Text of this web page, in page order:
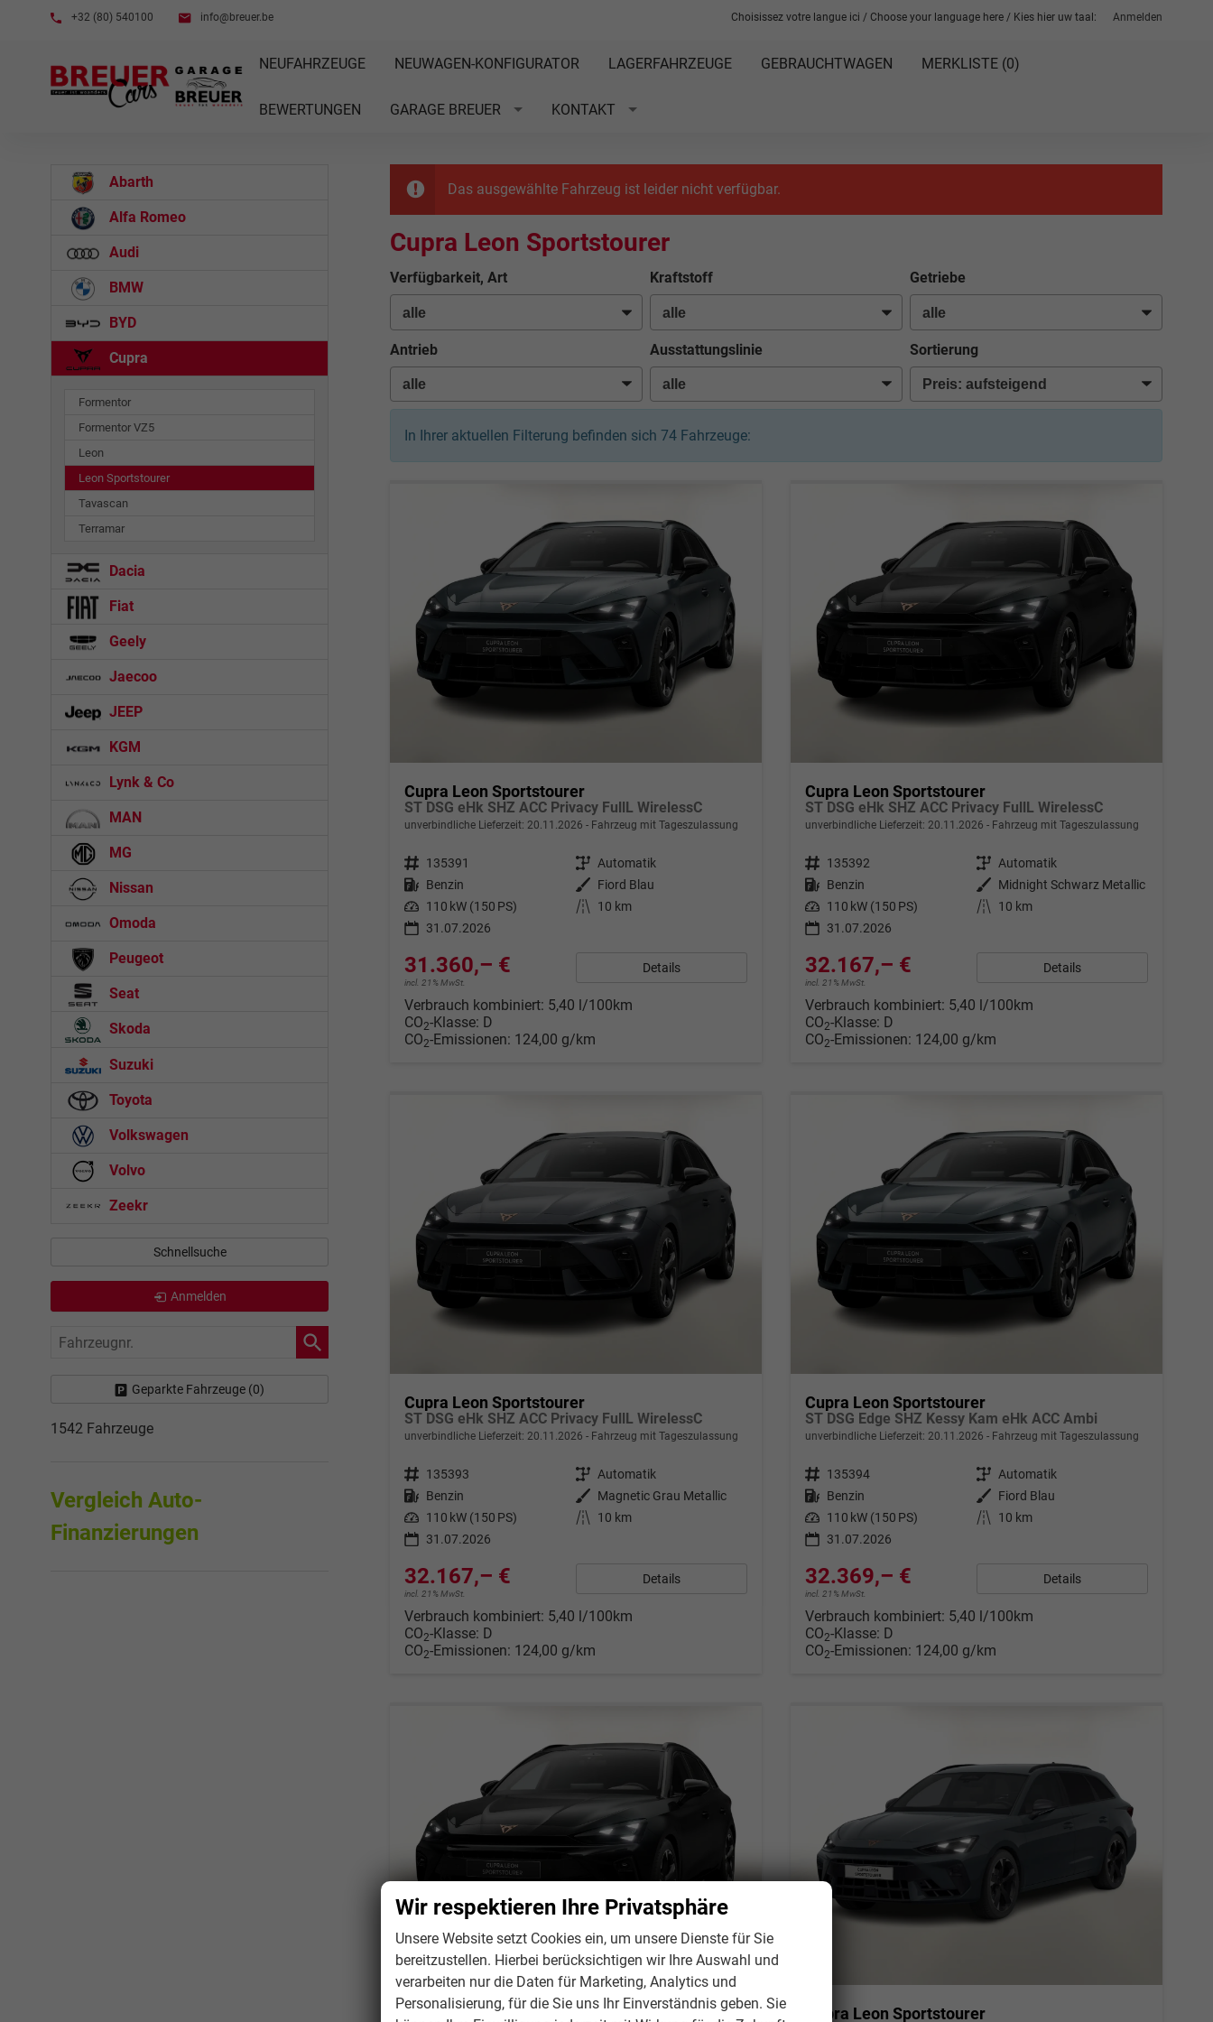
+32 (80) 540100 info@breuer.be Anmelden
Choisissez votre langue ici / Choose your language here / Kies hier uw taal:
NEUFAHRZEUGE NEUWAGEN-KONFIGURATOR LAGERFAHRZEUGE GEBRAUCHTWAGEN MERKLISTE (0)
BEWERTUNGEN GARAGE BREUER KONTAKT
Das ausgewählte Fahrzeug ist leider nicht verfügbar.
Cupra Leon Sportstourer
Verfügbarkeit, Art Kraftstoff Getriebe
Antrieb Ausstattungslinie Sortierung
In Ihrer aktuellen Filterung befinden sich 74Fahrzeuge:
Cupra Leon Sportstourer
ST DSG eHk SHZ ACC Privacy FullL WirelessC
unverbindliche Lieferzeit: 20.11.2026 Fahrzeug mit Tageszulassung
Fahrzeugnr. 135391 Getriebe Automatik
Kraftstoff Benzin Außenfarbe
Fiord Blau
Leistung 110 kW (150 PS) Kilometerstand
10 km
31.07.2026
31.360,– €
incl. 21% MwSt.
Details
Verbrauch kombiniert: 5,40 l/100km
CO2-Klasse: D
CO2-Emissionen: 124,00 g/km
Cupra Leon Sportstourer
ST DSG eHk SHZ ACC Privacy FullL WirelessC
unverbindliche Lieferzeit: 20.11.2026 Fahrzeug mit Tageszulassung
Fahrzeugnr. 135392 Getriebe Automatik
Kraftstoff Benzin Außenfarbe
Midnight Schwarz Metallic
Leistung 110 kW (150 PS) Kilometerstand
10 km
31.07.2026
32.167,– €
incl. 21% MwSt.
Details
Verbrauch kombiniert: 5,40 l/100km
CO2-Klasse: D
CO2-Emissionen: 124,00 g/km
Cupra Leon Sportstourer
ST DSG eHk SHZ ACC Privacy FullL WirelessC
unverbindliche Lieferzeit: 20.11.2026 Fahrzeug mit Tageszulassung
Fahrzeugnr. 135393 Getriebe Automatik
Kraftstoff Benzin Außenfarbe
Magnetic Grau Metallic
Leistung 110 kW (150 PS) Kilometerstand
10 km
31.07.2026
32.167,– €
incl. 21% MwSt.
Details
Verbrauch kombiniert: 5,40 l/100km
CO2-Klasse: D
CO2-Emissionen: 124,00 g/km
Cupra Leon Sportstourer
ST DSG Edge SHZ Kessy Kam eHk ACC Ambi
unverbindliche Lieferzeit: 20.11.2026 Fahrzeug mit Tageszulassung
Fahrzeugnr. 135394 Getriebe Automatik
Kraftstoff Benzin Außenfarbe
Fiord Blau
Leistung 110 kW (150 PS) Kilometerstand
10 km
31.07.2026
32.369,– €
incl. 21% MwSt.
Details
Verbrauch kombiniert: 5,40 l/100km
CO2-Klasse: D
CO2-Emissionen: 124,00 g/km
Cupra Leon Sportstourer Cupra Leon Sportstourer
Abarth
Alfa Romeo
Audi
BMW
BYD
Cupra
Formentor
Formentor VZ5
Leon
Leon Sportstourer
Tavascan
Terramar
Dacia
Fiat
Geely
Jaecoo
JEEP
KGM
Lynk & Co
MAN
MG
Nissan
Omoda
Peugeot
Seat
Skoda
Suzuki
Toyota
Volkswagen
Volvo
Zeekr
Schnellsuche
Anmelden
Fahrzeugnr.
Geparkte Fahrzeuge (0)
1542 Fahrzeuge
Vergleich Auto-
Finanzierungen
Wir respektieren Ihre Privatsphäre
Unsere Website setzt Cookies ein, um unsere Dienste für Sie
bereitzustellen. Hierbei berücksichtigen wir Ihre Auswahl und
verarbeiten nur die Daten für Marketing, Analytics und
Personalisierung, für die Sie uns Ihr Einverständnis geben. Sie